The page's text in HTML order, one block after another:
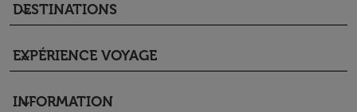
DESTINATIONS
keyboard_arrow_down
EXPÉRIENCE VOYAGE
keyboard_arrow_down
INFORMATION
keyboard_arrow_down